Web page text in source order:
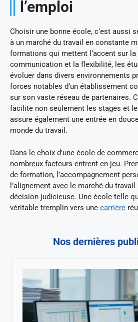
l’emploi
Choisir une bonne école, c’est aussi
à un marché du travail en constante
formations qui mettent l’accent sur
communication et la flexibilité, les
évoluer dans divers environnements
forces notables d’un établissement
sur son vaste réseau de partenaires.
facilite non seulement les stages et
assure également une entrée en
monde du travail.
Dans le choix d’une école de
nombreux facteurs entrent en jeu.
de formation, l’accompagnement
l’alignement avec le marché du
décision judicieuse. Une école telle
véritable tremplin vers une carrière
Nos dernières